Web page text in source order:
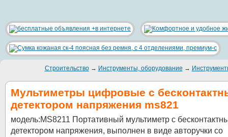
Строительство→ Инструменты, оборудование →
Мультиметры цифровые с
детектором напряжения ms821
модель:MS8211 Портативный мультиметр с
детектором напряжения, выполнен в виде авторучки со